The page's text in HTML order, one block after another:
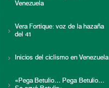
Venezuela
Vera Fortique: voz de la hazaña
del 41
Inicios del ciclismo en Venezuela
«Pega Betulio… Pega Betulio…